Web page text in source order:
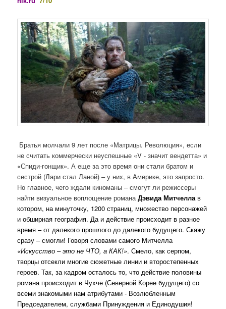
Братья молчали 9 лет после «Матрицы. Революция», если
не считать коммерчески неуспешные «V - значит вендетта» и
«Спиди-гонщик». А еще за это время они стали братом и
сестрой (Лари стал Ланой) – у них, в Америке, это запросто.
Но главное, чего ждали киноманы – смогут ли режиссеры
найти визуальное воплощение романаДэвида Митчелла в
котором, на минуточку, 1200 страниц, множество персонажей
и обширная география. Да и действие происходит в разное
время – от далекого прошлого до далекого будущего. Скажу
сразу – смогли! Говоря словами самого Митчелла
«Искусство – это не ЧТО, а КАК!». Смело, как серпом,
творцы отсекли многие сюжетные линии и второстепенных
героев. Так, за кадром осталось то, что действие половины
романа происходит в Чухче (Северной Корее будущего) со
всеми знакомыми нам атрибутами - Возлюбленным
Председателем, службами Принуждения и Единодушия!